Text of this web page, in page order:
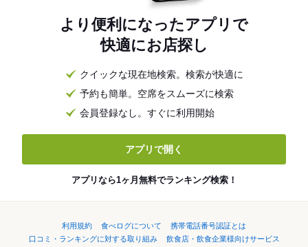
より便利になったアプリで
快適にお店探し
クイックな現在地検索。検索が快適に
予約も簡単。空席をスムーズに検索
会員登録なし。すぐに利用開始
アプリで開く
アプリなら1ヶ月無料でランキング検索！
利用規約 食べログについて
携帯電話番号認証とは
口コミ・ランキングに対する取り組み
飲食店・飲食企業様向けサービス